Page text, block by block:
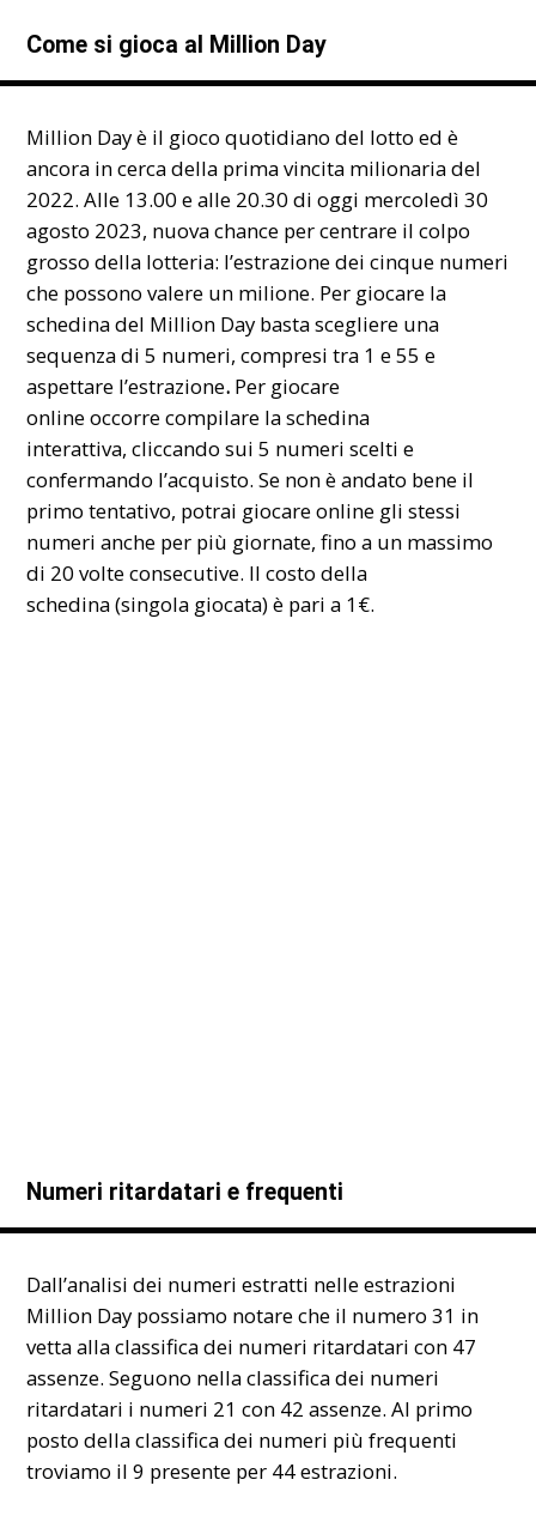
Come si gioca al Million Day
Million Day è il gioco quotidiano del lotto ed è
ancora in cerca della prima vincita milionaria del
2022. Alle 13.00 e alle 20.30 di oggi mercoledì 30
agosto 2023, nuova chance per centrare il colpo
grosso della lotteria: l’estrazione dei cinque numeri
che possono valere un milione. Per giocare la
schedina del Million Day basta scegliere una
sequenza di 5 numeri, compresi tra 1 e 55 e
aspettare l’estrazione. Per giocare
online occorre compilare la schedina
interattiva, cliccando sui 5 numeri scelti e
confermando l’acquisto. Se non è andato bene il
primo tentativo, potrai giocare online gli stessi
numeri anche per più giornate, fino a un massimo
di 20 volte consecutive. Il costo della
schedina (singola giocata) è pari a 1€.
Numeri ritardatari e frequenti
Dall’analisi dei numeri estratti nelle estrazioni
Million Day possiamo notare che il numero 31 in
vetta alla classifica dei numeri ritardatari con 47
assenze. Seguono nella classifica dei numeri
ritardatari i numeri 21 con 42 assenze. Al primo
posto della classifica dei numeri più frequenti
troviamo il 9 presente per 44 estrazioni.